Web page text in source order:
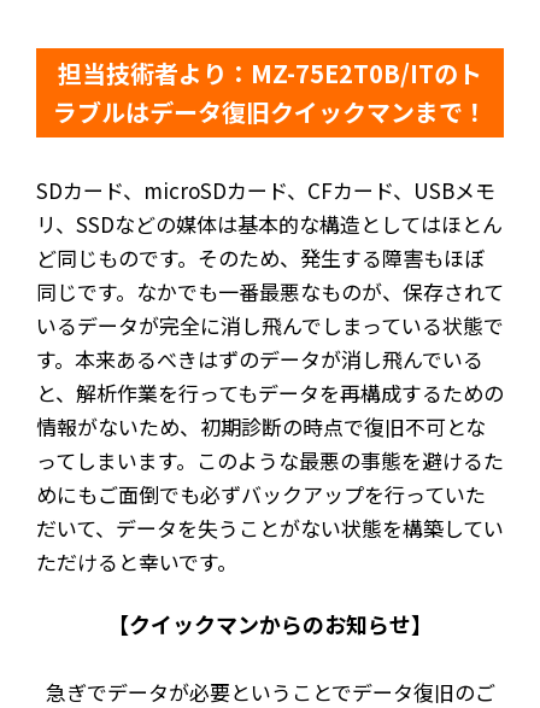
担当技術者より：MZ-75E2T0B/ITのト
ラブルはデータ復旧クイックマンまで！
SDカード、microSDカード、CFカード、USBメモ
リ、SSDなどの媒体は基本的な構造としてはほとん
ど同じものです。そのため、発生する障害もほぼ
同じです。なかでも一番最悪なものが、保存されて
いるデータが完全に消し飛んでしまっている状態で
す。本来あるべきはずのデータが消し飛んでいる
と、解析作業を行ってもデータを再構成するための
情報がないため、初期診断の時点で復旧不可とな
ってしまいます。このような最悪の事態を避けるた
めにもご面倒でも必ずバックアップを行っていた
だいて、データを失うことがない状態を構築してい
ただけると幸いです。
【クイックマンからのお知らせ】
急ぎでデータが必要ということでデータ復旧のご